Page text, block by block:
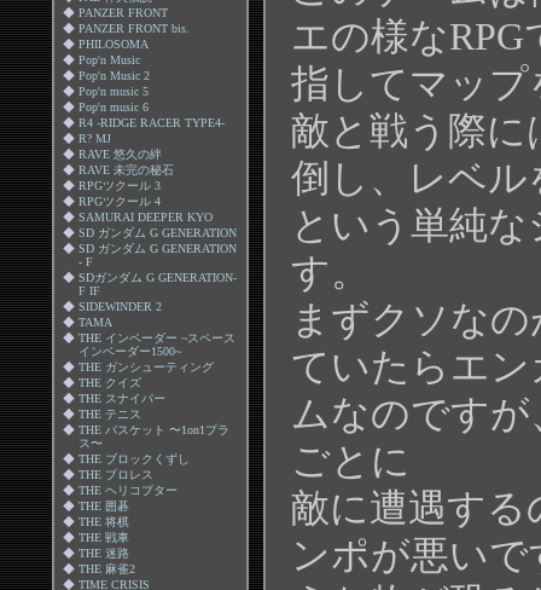
◆ PANZER FRONT
◆ PANZER FRONT bis.
◆ PHILOSOMA
◆ Pop'n Music
◆ Pop'n Music 2
◆ Pop'n music 5
◆ Pop'n music 6
◆ R4 -RIDGE RACER TYPE4-
◆ R? MJ
◆ RAVE 悠久の絆
◆ RAVE 未完の秘石
◆ RPGツクール 3
◆ RPGツクール 4
◆ SAMURAI DEEPER KYO
◆ SD ガンダム G GENERATION
◆ SD ガンダム G GENERATION
- F
◆ SDガンダム G GENERATION-
F IF
◆ SIDEWINDER 2
◆ TAMA
◆ THE インベーダー ~スペース
インベーダー1500~
◆ THE ガンシューティング
◆ THE クイズ
◆ THE スナイパー
◆ THE テニス
◆ THE バスケット 〜1on1プラ
ス〜
◆ THE ブロックくずし
◆ THE プロレス
◆ THE ヘリコプター
◆ THE 囲碁
◆ THE 将棋
◆ THE 戦車
◆ THE 迷路
◆ THE 麻雀2
◆ TIME CRISIS
エの様な
指してマップ
敵と戦う際に
倒し、レベ
という単純
す。
まずクソな
ていたらエ
ムなのです
ごとに
敵に遭遇す
ンポが悪い